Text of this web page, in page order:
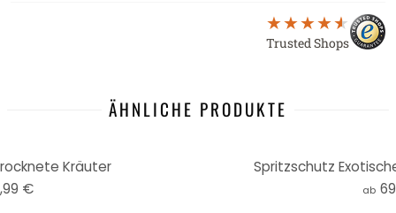
Trusted Shops
ÄHNLICHE PRODUKTE
Kräuter
€
Spritzschutz
ab